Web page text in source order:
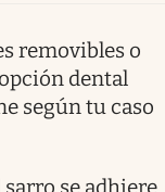
removibles o
dental
según tu caso
sarro se adhiere